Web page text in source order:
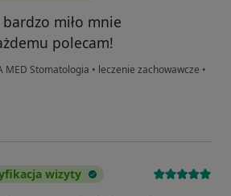
miło mnie
polecam!
MED Stomatologia • leczenie zachowawcze •
wizyty